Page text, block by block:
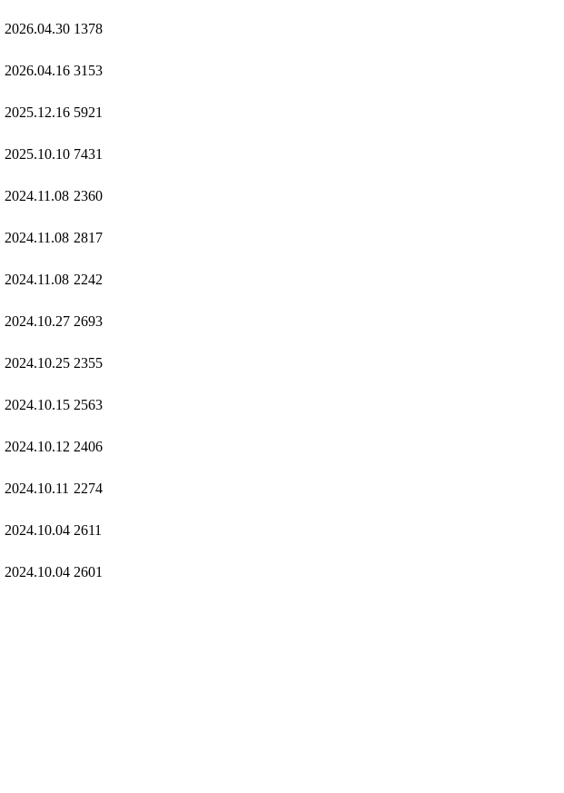
2026.04.30 1378
2026.04.16 3153
2025.12.16 5921
2025.10.10 7431
2024.11.08 2360
2024.11.08 2817
2024.11.08 2242
2024.10.27 2693
2024.10.25 2355
2024.10.15 2563
2024.10.12 2406
2024.10.11 2274
2024.10.04 2611
2024.10.04 2601